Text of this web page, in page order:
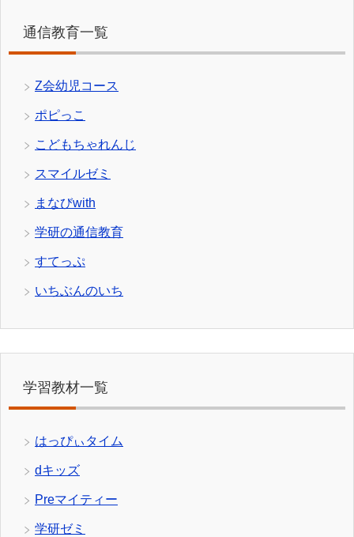
通信教育一覧
Z会幼児コース
ポピっこ
こどもちゃれんじ
スマイルゼミ
まなびwith
学研の通信教育
すてっぷ
いちぶんのいち
学習教材一覧
はっぴぃタイム
dキッズ
Preマイティー
学研ゼミ